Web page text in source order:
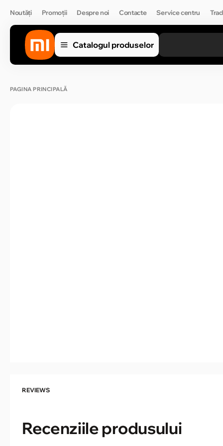
Noutăți Promoții Despre noi Contacte Service centru
Catalogul produselor
PAGINA PRINCIPALĂ
REVIEWS
Recenziile produsului